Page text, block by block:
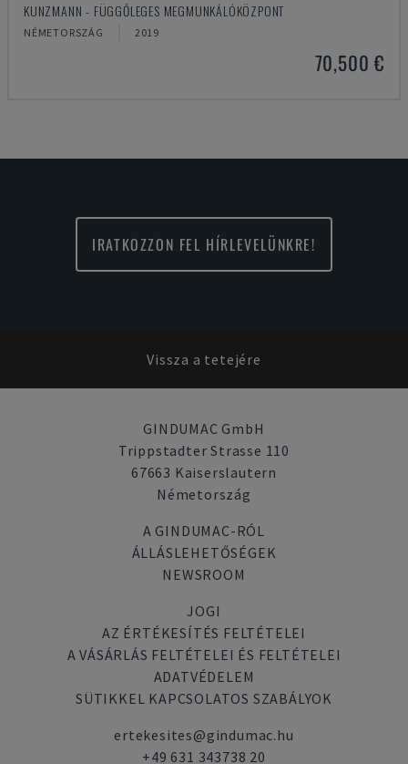
KUNZMANN - FÜGGŐLEGES MEGMUNKÁLÓKÖZPONT
NÉMETORSZÁG 2019
70,500 €
IRATKOZZON FEL HÍRLEVELÜNKRE!
Vissza a tetejére
GINDUMAC GmbH
Trippstadter Strasse 110
67663 Kaiserslautern
Németország
A GINDUMAC-RÓL
ÁLLÁSLEHETŐSÉGEK
NEWSROOM
JOGI
AZ ÉRTÉKESÍTÉS FELTÉTELEI
A VÁSÁRLÁS FELTÉTELEI ÉS FELTÉTELEI
ADATVÉDELEM
SÜTIKKEL KAPCSOLATOS SZABÁLYOK
ertekesites@gindumac.hu
+49 631 343738 20